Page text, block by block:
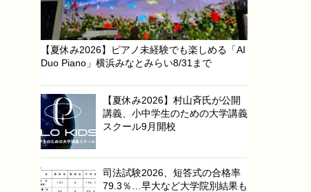
【夏休み2026】ピアノ未経験でも楽しめる「AI
Duo Piano」横浜みなとみらい8/31まで
【夏休み2026】村山斉氏が公開
講義、小中学生のための大学講義
スクール9月開校
司法試験2026、短答式の合格率
79.3％…早大など大学院別結果も